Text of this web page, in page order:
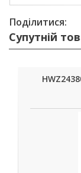
Поділитися:
Супутній